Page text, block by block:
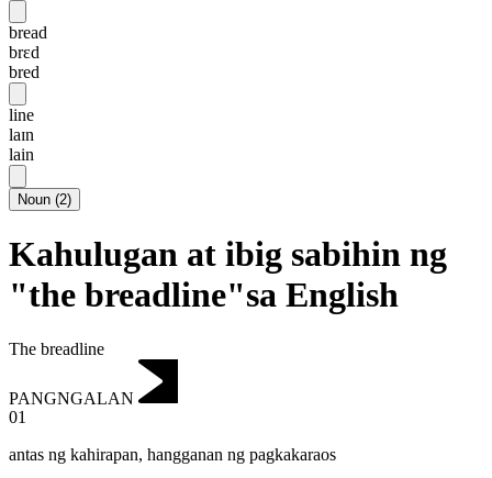
bread
brɛd
bred
line
laɪn
lain
Noun (2)
Kahulugan at ibig sabihin ng
"the breadline"sa English
The breadline
PANGNGALAN
01
antas ng kahirapan, hangganan ng pagkakaraos